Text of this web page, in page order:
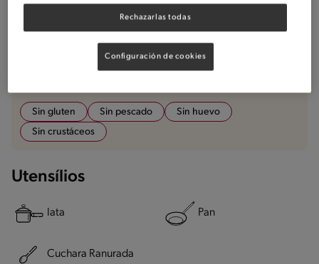
¡A cocinar!
Sin gluten Sin pescado
Sin huevo
Sin crustáceos
Utensílios
lata Pan
Cuchara Ranurada
Rechazarlas todas
Configuración de cookies